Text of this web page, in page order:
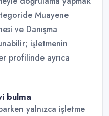
Muayene
ve Danışma
işletmenin
profilinde ayrıca
bulma
yalnızca işletme